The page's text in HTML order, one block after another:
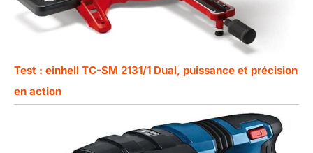
Test : einhell TC-SM 2131/1 Dual, puissance et précision
en action